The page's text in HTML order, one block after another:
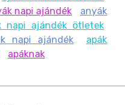
napi ajándék
anyák
napi ajándék ötletek
napi ajándék
apák
apáknak